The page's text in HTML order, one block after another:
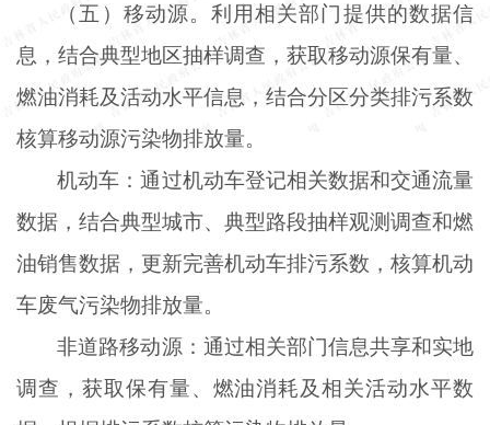
（五）移动源。利用相关部门提供的数据信
息，结合典型地区抽样调查，获取移动源保有量、
燃油消耗及活动水平信息，结合分区分类排污系数
核算移动源污染物排放量。
机动车：通过机动车登记相关数据和交通流量
数据，结合典型城市、典型路段抽样观测调查和燃
油销售数据，更新完善机动车排污系数，核算机动
车废气污染物排放量。
非道路移动源：通过相关部门信息共享和实地
调查，获取保有量、燃油消耗及相关活动水平数